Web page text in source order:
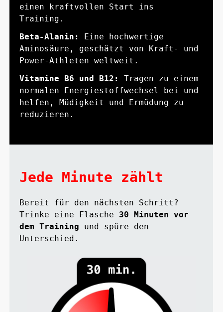
einen kraftvollen Start ins
Training.
Beta-Alanin:
Eine hochwertige
Aminosäure, geschätzt von Kraft- und
Power-Athleten weltweit.
Vitamine B6 und B12:
Tragen zu einem
normalen Energiestoffwechsel bei und
helfen, Müdigkeit und Ermüdung zu
reduzieren.
Jede Minute zählt
Bereit für den nächsten Schritt?
Trinke eine Flasche 30 Minuten vor
dem Training und spüre den
Unterschied.